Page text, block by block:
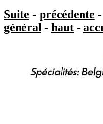
Suite - précédente -
général - haut -